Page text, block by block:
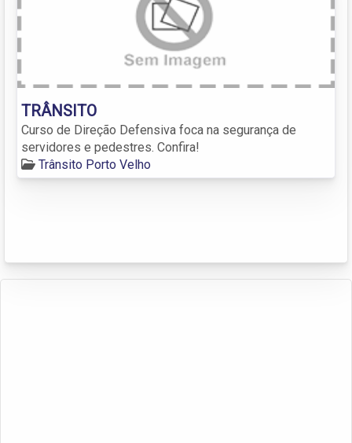
TRÂNSITO
Curso de Direção Defensiva foca na segurança de
servidores e pedestres. Confira!
Trânsito Porto Velho